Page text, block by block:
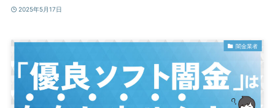
2025年5月17日
闇金業者